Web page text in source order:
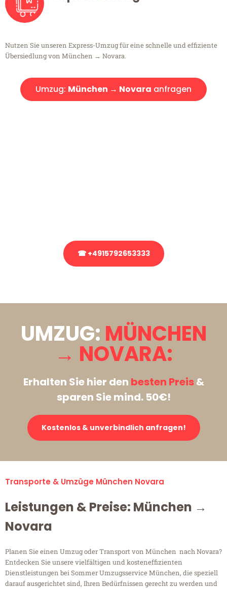
Nutzen Sie unseren Express-Umzug für eine schnelle und effiziente
Übersiedlung von München → Novara.
Umzug: München → Novara anfragen
☎ +4915792653333
UMZUG: MÜNCHEN
→ NOVARA:
Erhalten Sie hier den besten Preis&
sparen Sie mind. 50€!
Kostenlos & unverbindlich anfragen!
Transporte & Umzüge München Novara
Leistungen & Preise: München →
Novara
Planen Sie einen Umzug oder Transport von München nach Novara?
Entdecken Sie unsere vielfältigen und kosteneffizienten
Dienstleistungen bei Sommer Umzugsservice München, die speziell
darauf ausgerichtet sind, Ihren Bedürfnissen gerecht zu werden und